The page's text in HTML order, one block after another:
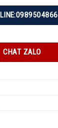
CHAT ZALO